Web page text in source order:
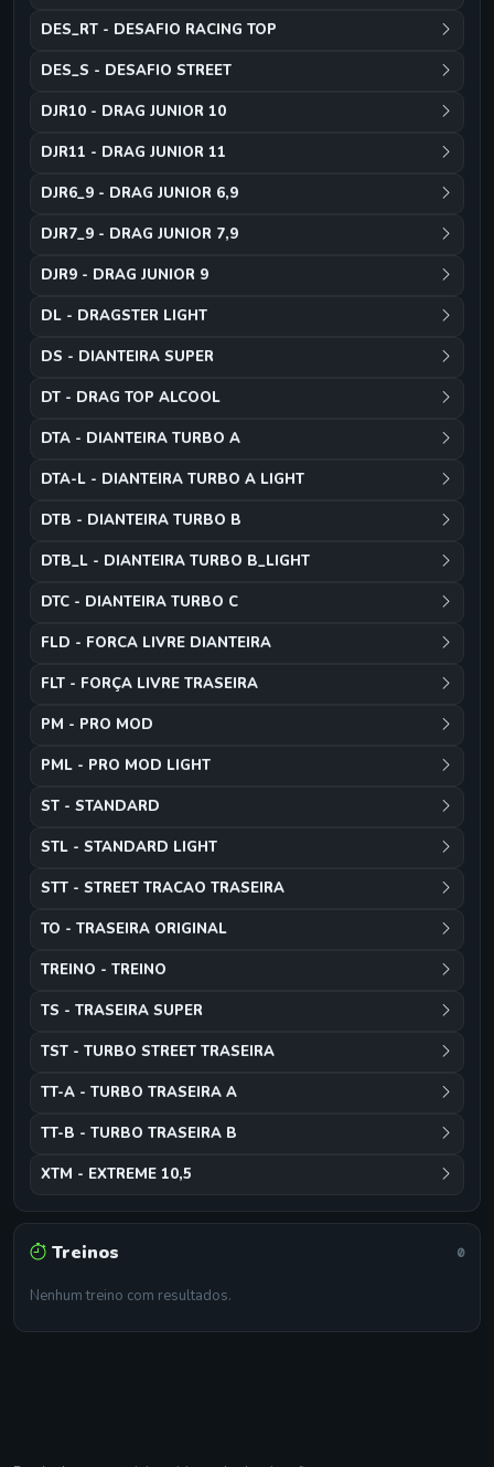
DES_RT - DESAFIO RACING TOP
DES_S - DESAFIO STREET
DJR10 - DRAG JUNIOR 10
DJR11 - DRAG JUNIOR 11
DJR6_9 - DRAG JUNIOR 6,9
DJR7_9 - DRAG JUNIOR 7,9
DJR9 - DRAG JUNIOR 9
DL - DRAGSTER LIGHT
DS - DIANTEIRA SUPER
DT - DRAG TOP ALCOOL
DTA - DIANTEIRA TURBO A
DTA-L - DIANTEIRA TURBO A LIGHT
DTB - DIANTEIRA TURBO B
DTB_L - DIANTEIRA TURBO B_LIGHT
DTC - DIANTEIRA TURBO C
FLD - FORCA LIVRE DIANTEIRA
FLT - FORÇA LIVRE TRASEIRA
PM - PRO MOD
PML - PRO MOD LIGHT
ST - STANDARD
STL - STANDARD LIGHT
STT - STREET TRACAO TRASEIRA
TO - TRASEIRA ORIGINAL
TREINO - TREINO
TS - TRASEIRA SUPER
TST - TURBO STREET TRASEIRA
TT-A - TURBO TRASEIRA A
TT-B - TURBO TRASEIRA B
XTM - EXTREME 10,5
Treinos 0
Nenhum treino com resultados.